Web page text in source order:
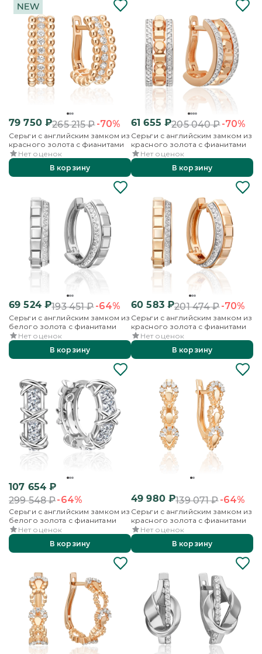
79 750₽265 215₽-70%
Серьги с английским замком из
красного золота с фианитами
Нет оценок
В корзину
61 655 ₽205 040₽-70%
Серьги с английским замком из
красного золота с фианитами
Нет оценок
В корзину
69 524₽193 451₽-64%
Серьги с английским замком из
белого золота с фианитами
Нет оценок
В корзину
60 583₽201 474₽-70%
Серьги с английским замком из
красного золота с фианитами
Нет оценок
В корзину
107 654 ₽
299 548₽-64%
Серьги с английским замком из
белого золота с фианитами
Нет оценок
В корзину
49 980₽139 071₽-64%
Серьги с английским замком из
красного золота с фианитами
Нет оценок
В корзину